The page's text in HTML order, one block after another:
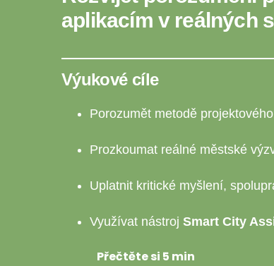
aplikacím v reálných
Výukové cíle
Porozumět metodě
Prozkoumat reálné městské
Uplatnit kritické myšlení,
Využívat nástroj Smart City
Přečtěte si 5 min